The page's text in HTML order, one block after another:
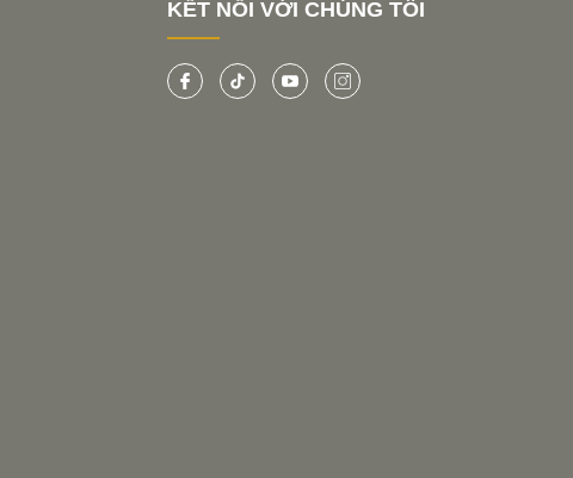
KẾT NỐI VỚI CHÚNG TÔI